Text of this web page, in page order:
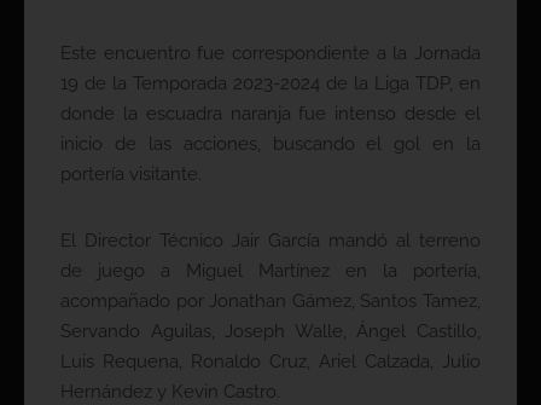
Este encuentro fue correspondiente a la Jornada
19 de la Temporada 2023-2024 de la Liga TDP, en
donde la escuadra naranja fue intenso desde el
inicio de las acciones, buscando el gol en la
portería visitante.
El Director Técnico Jair García mandó al terreno
de juego a Miguel Martínez en la portería,
acompañado por Jonathan Gámez, Santos Tamez,
Servando Aguilas, Joseph Walle, Ángel Castillo,
Luis Requena, Ronaldo Cruz, Ariel Calzada, Julio
Hernández y Kevin Castro.